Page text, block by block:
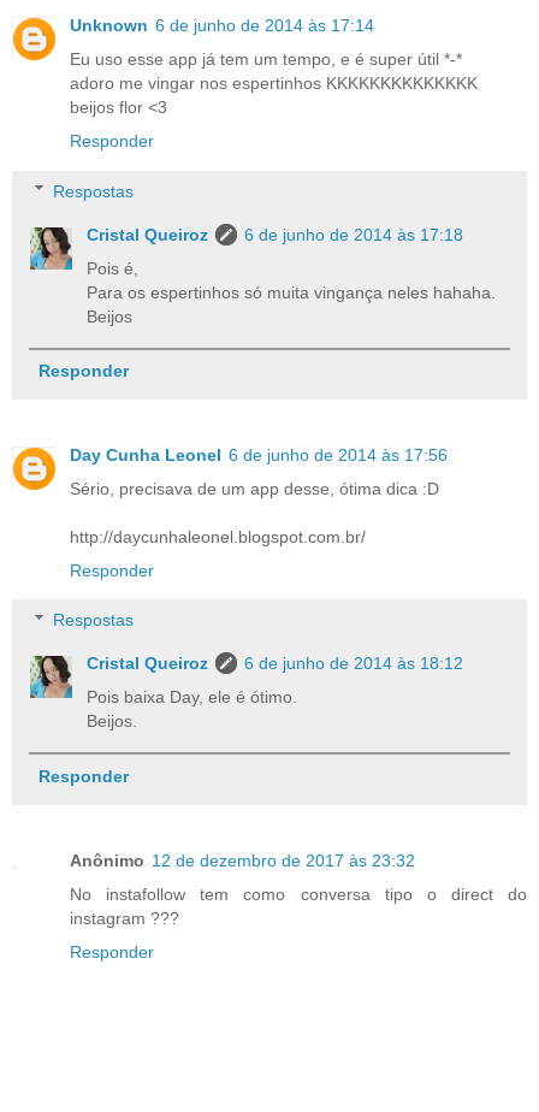
Unknown 6 de junho de 2014 às 17:14
Eu uso esse app já tem um tempo, e é super útil *-*
adoro me vingar nos espertinhos KKKKKKKKKKKKKK
beijos flor <3
Responder
Respostas
Cristal Queiroz
6 de junho de 2014 às 17:18
Pois é,
Para os espertinhos só muita vingança neles hahaha.
Beijos
Responder
Day Cunha Leonel 6 de junho de 2014 às 17:56
Sério, precisava de um app desse, ótima dica :D
http://daycunhaleonel.blogspot.com.br/
Responder
Respostas
Cristal Queiroz
6 de junho de 2014 às 18:12
Pois baixa Day, ele é ótimo.
Beijos.
Responder
Anônimo 12 de dezembro de 2017 às 23:32
No instafollow tem como conversa tipo o direct do
instagram ???
Responder